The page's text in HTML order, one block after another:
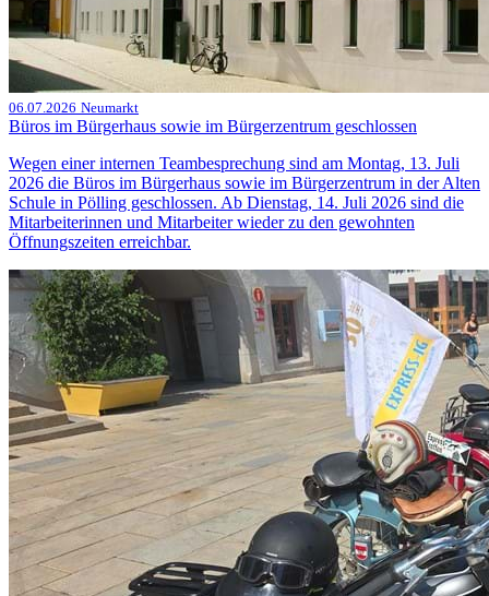
06.07.2026 Neumarkt
Büros im Bürgerhaus sowie im Bürgerzentrum geschlossen
Wegen einer internen Teambesprechung sind am Montag, 13. Juli
2026 die Büros im Bürgerhaus sowie im Bürgerzentrum in der Alten
Schule in Pölling geschlossen. Ab Dienstag, 14. Juli 2026 sind die
Mitarbeiterinnen und Mitarbeiter wieder zu den gewohnten
Öffnungszeiten erreichbar.